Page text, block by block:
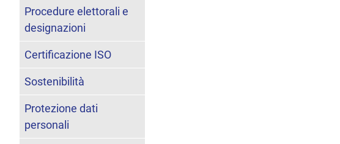
Procedure elettorali e
designazioni
Certificazione ISO
Sostenibilità
Protezione dati
personali